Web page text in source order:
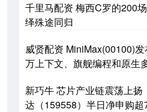
千里马配资 梅西C罗的200
绎殊途同归
威贤配资 MiniMax(00100)
万上下文、旗舰编程和原生
新巧牛 芯片产业链震荡上
达（159558）半日净申购